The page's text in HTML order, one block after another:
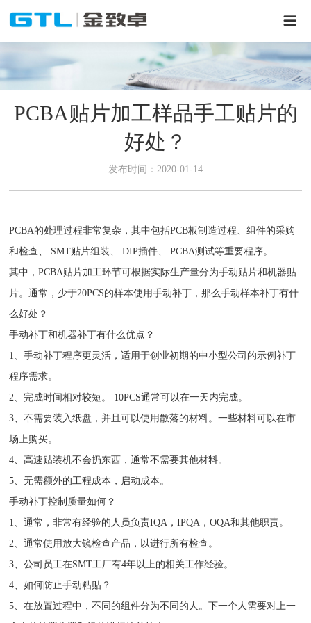
PCBA贴片加工样品手工贴片的
好处？
发布时间：2020-01-14
PCBA的处理过程非常复杂，其中包括PCB板制造过程、组件的采购
和检查、 SMT贴片组装、 DIP插件、 PCBA测试等重要程序。
其中，PCBA贴片加工环节可根据实际生产量分为手动贴片和机器贴
片。通常，少于20PCS的样本使用手动补丁，那么手动样本补丁有什
么好处？
手动补丁和机器补丁有什么优点？
1、手动补丁程序更灵活，适用于创业初期的中小型公司的示例补丁
程序需求。
2、完成时间相对较短。 10PCS通常可以在一天内完成。
3、不需要装入纸盘，并且可以使用散落的材料。一些材料可以在市
场上购买。
4、高速贴装机不会扔东西，通常不需要其他材料。
5、无需额外的工程成本，启动成本。
手动补丁控制质量如何？
1、通常，非常有经验的人员负责IQA，IPQA，OQA和其他职责。
2、通常使用放大镜检查产品，以进行所有检查。
3、公司员工在SMT工厂有4年以上的相关工作经验。
4、如何防止手动粘贴？
5、在放置过程中，不同的组件分为不同的人。下一个人需要对上一